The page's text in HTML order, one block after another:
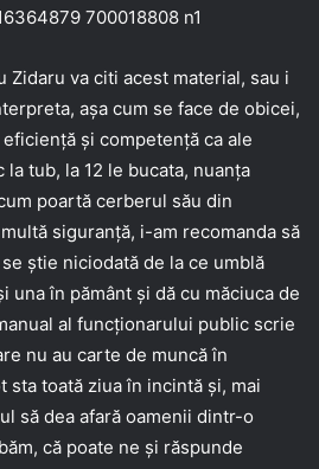
Zidaru va citi acest material, sau i
așa cum se face de obicei,
și competență ca ale
tub, la 12 le bucata, nuanța
poartă cerberul său din
siguranță, i-am recomanda să
știe niciodată de la ce umblă
una în pământ și dă cu măciuca de
al funcționarului public scrie
nu au carte de muncă în
sta toată ziua în incintă și, mai
să dea afară oamenii dintr-o
că poate ne și răspunde